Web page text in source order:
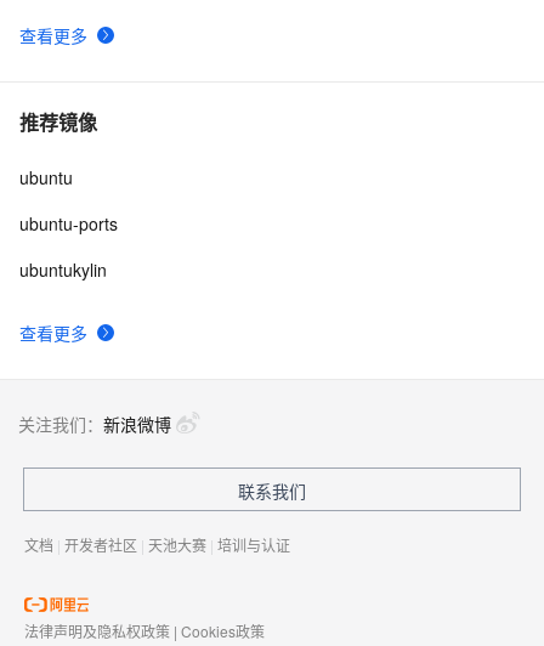
查看更多
推荐镜像
查看更多
ubuntu
ubuntu-ports
ubuntukylin
关注我们： 新浪微博
联系我们
文档 | 开发者社区 | 天池大赛 | 培训与认证
法律声明及隐私权政策 | Cookies政策